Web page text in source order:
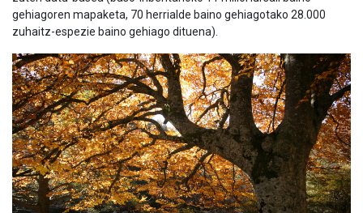
gehiagoren mapaketa, 70 herrialde baino gehiagotako 28.000
zuhaitz-espezie baino gehiago dituena).